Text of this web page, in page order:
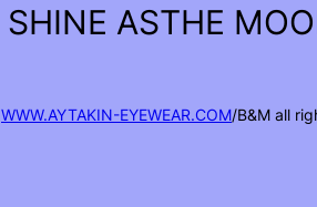
SHINE ASTHE
WWW.AYTAKIN-EYEWEAR.COM/B&M all